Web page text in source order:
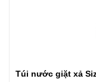
Túi nước giặt xả